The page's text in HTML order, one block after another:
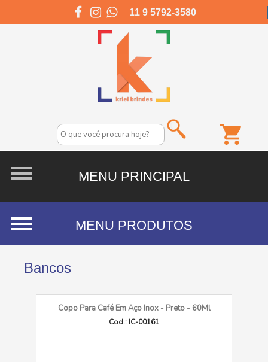
11 9 5792-3580
Bancos
Copo Para Café Em Aço Inox - Preto - 60Ml
Cod.: IC-00161